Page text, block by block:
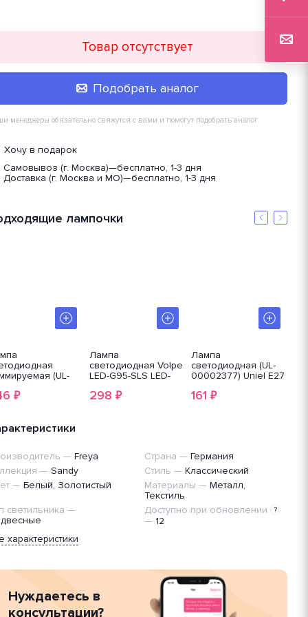
Товар отсутствует
Подобрать аналог
менеджеры обязательно свяжутся с вами и помогут подобрать аналог
Хочу в подарок
Самовывоз (г. Москва)—бесплатно, 1-3 дня
Доставка (г. Москва и МО)—бесплатно, 1-3 дня
лампочки
(UL-
3000K матовая
₽
Лампа
светодиодная Volpe
LED-G95-SLS LED-
12W/4000K/E27/FR/SLS
298 ₽
Лампа
светодиодная (UL-
00002377) Uniel E27
LED-G45-
161 ₽
— Freya Страна — Германия
— Sandy Стиль — Классический
— Белый, Золотистый Материалы — Металл,
Текстиль
светильника —
Доступно при обновлении ?
— 12
характеристики
Нуждаетесь в
консультации?